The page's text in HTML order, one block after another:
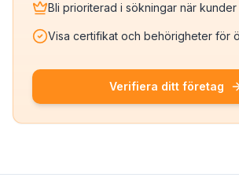
Bli prioriterad i sökningar när
Visa certifikat och behörigheter för
Verifiera ditt företag